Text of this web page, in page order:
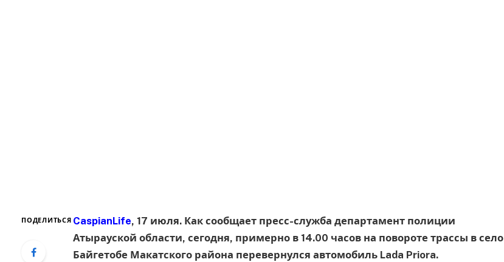
ПОДЕЛИТЬСЯ CaspianLife, 17 июля. Как сообщает пресс-служба департамент полиции
Атырауской области, сегодня, примерно в 14.00 часов на повороте трассы в село
Байгетобе Макатского района перевернулся автомобиль Lada Priora.